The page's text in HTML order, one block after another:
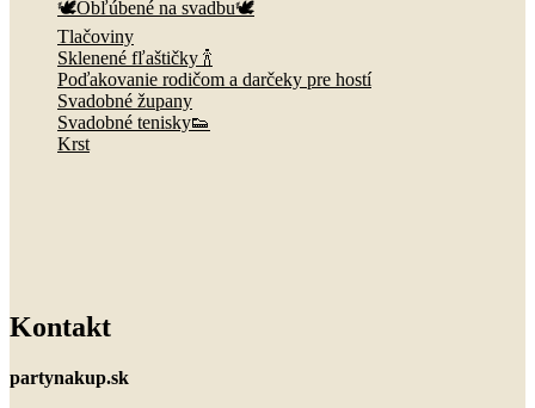
🕊️Obľúbené na svadbu🕊️
Tlačoviny
Sklenené fľaštičky 🍾
Poďakovanie rodičom a darčeky pre hostí
Svadobné župany
Svadobné tenisky👟
Krst
Kontakt
partynakup.sk